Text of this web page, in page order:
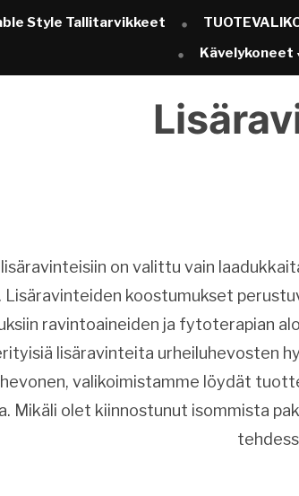
Style Tallitarvikkeet
Kävelykoneet
lisäravinteisiin on valittu vain
Lisäravinteiden koostumukset
ravintoaineiden ja fytoterapian
lisäravinteita urheiluhevosten
valikoimistamme löydät
Mikäli olet kiinnostunut isommista